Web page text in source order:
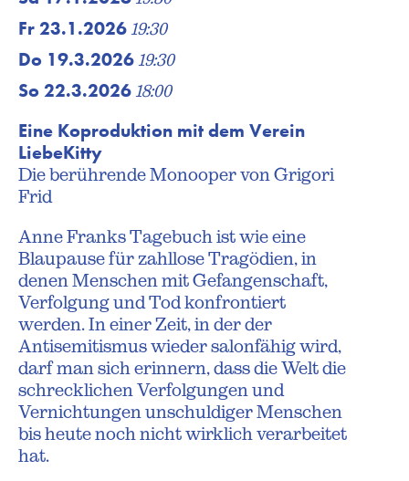
Fr 23.1.2026 19:30
Do 19.3.2026 19:30
So 22.3.2026 18:00
Eine Koproduktion mit dem Verein
LiebeKitty
Die berührende Monooper von Grigori
Frid
Anne Franks Tagebuch ist wie eine
Blaupause für zahllose Tragödien, in
denen Menschen mit Gefangenschaft,
Verfolgung und Tod konfrontiert
werden. In einer Zeit, in der der
Antisemitismus wieder salonfähig wird,
darf man sich erinnern, dass die Welt die
schrecklichen Verfolgungen und
Vernichtungen unschuldiger Menschen
bis heute noch nicht wirklich verarbeitet
hat.